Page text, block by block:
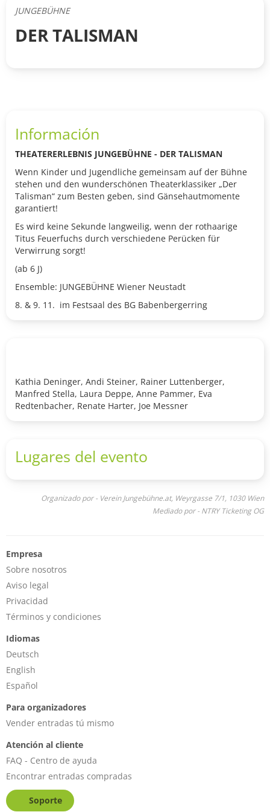
JUNGEBÜHNE
DER TALISMAN
Información
THEATERERLEBNIS JUNGEBÜHNE - DER TALISMAN
Wenn Kinder und Jugendliche gemeinsam auf der Bühne
stehen und den wunderschönen Theaterklassiker „Der
Talisman“ zum Besten geben, sind Gänsehautmomente
garantiert!
Es wird keine Sekunde langweilig, wenn der rothaarige
Titus Feuerfuchs durch verschiedene Perücken für
Verwirrung sorgt!
(ab 6 J)
Ensemble: JUNGEBÜHNE Wiener Neustadt
8. & 9. 11. im Festsaal des BG Babenbergerring
Kathia Deninger, Andi Steiner, Rainer Luttenberger,
Manfred Stella, Laura Deppe, Anne Pammer, Eva
Redtenbacher, Renate Harter, Joe Messner
Lugares del evento
Organizado por - Verein Jungebühne.at, Weyrgasse 7/1, 1030 Wien
Mediado por - NTRY Ticketing OG
Empresa
Sobre nosotros
Aviso legal
Privacidad
Términos y condiciones
Idiomas
Deutsch
English
Español
Para organizadores
Vender entradas tú mismo
Atención al cliente
FAQ - Centro de ayuda
Encontrar entradas compradas
Soporte